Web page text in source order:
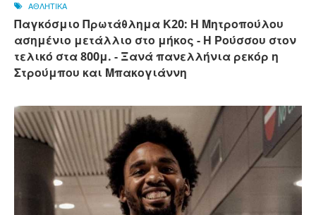
ΑΘΛΗΤΙΚΑ
Παγκόσμιο Πρωτάθλημα Κ20: Η Μητροπούλου
ασημένιο μετάλλιο στο μήκος - Η Ρούσσου στον
τελικό στα 800μ. - Ξανά πανελλήνια ρεκόρ η
Στρούμπου και Μπακογιάννη